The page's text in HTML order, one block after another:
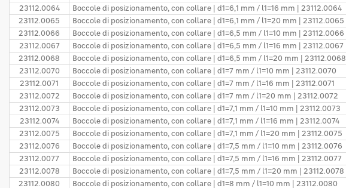
23112.0064
Boccole di posizionamento, con collare | d1=6,1 mm / l1=16 mm | 23112.0064
23112.0065
Boccole di posizionamento, con collare | d1=6,1 mm / l1=20 mm | 23112.0065
23112.0066
Boccole di posizionamento, con collare | d1=6,5 mm / l1=10 mm | 23112.0066
23112.0067
Boccole di posizionamento, con collare | d1=6,5 mm / l1=16 mm | 23112.0067
23112.0068
Boccole di posizionamento, con collare | d1=6,5 mm / l1=20 mm | 23112.0068
23112.0070
Boccole di posizionamento, con collare | d1=7 mm / l1=10 mm | 23112.0070
23112.0071
Boccole di posizionamento, con collare | d1=7 mm / l1=16 mm | 23112.0071
23112.0072
Boccole di posizionamento, con collare | d1=7 mm / l1=20 mm | 23112.0072
23112.0073
Boccole di posizionamento, con collare | d1=7,1 mm / l1=10 mm | 23112.0073
23112.0074
Boccole di posizionamento, con collare | d1=7,1 mm / l1=16 mm | 23112.0074
23112.0075
Boccole di posizionamento, con collare | d1=7,1 mm / l1=20 mm | 23112.0075
23112.0076
Boccole di posizionamento, con collare | d1=7,5 mm / l1=10 mm | 23112.0076
23112.0077
Boccole di posizionamento, con collare | d1=7,5 mm / l1=16 mm | 23112.0077
23112.0078
Boccole di posizionamento, con collare | d1=7,5 mm / l1=20 mm | 23112.0078
23112.0080
Boccole di posizionamento, con collare | d1=8 mm / l1=10 mm | 23112.0080